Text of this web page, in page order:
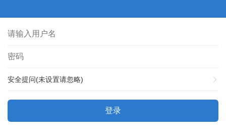
安全提问(未设置请忽略)
登录